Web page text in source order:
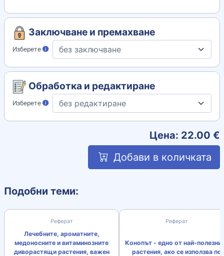
Заключване и премахване
Изберете
Обработка и редактиране
Изберете
Цена: 22.00 €
Добави в количката
Подобни теми:
Реферат
Лечебните, ароматните,
медоносните и витаминозните
диворастящи растения, важен
Реферат
Конопът - едно от най-
растения, aко се използва по